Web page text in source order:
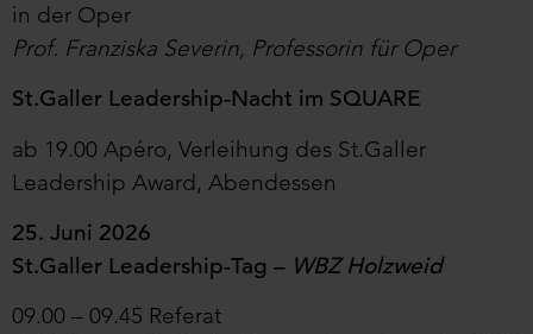
in der Oper
Prof. Franziska Severin, Professorin für Oper
St.Galler Leadership-Nacht im SQUARE
ab 19.00 Apéro, Verleihung des St.Galler
Leadership Award, Abendessen
25. Juni 2026
St.Galler Leadership-Tag – WBZ Holzweid
09.00 – 09.45 Referat